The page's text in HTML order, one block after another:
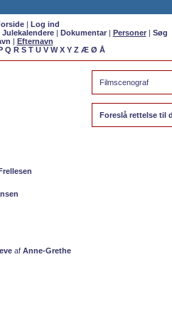
| Log ind
Julekalendere| Dokumentar| Personer| Søg
| Efternavn
Q R S T U V WX Y Z Æ Ø Å
Filmscenograf
Foreslå rettelse til
af Anne-Grethe